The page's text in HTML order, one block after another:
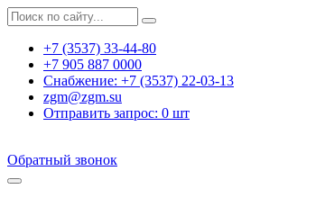
+7 (3537) 33-44-80
+7 905 887 0000
Снабжение: +7 (3537) 22-03-13
zgm@zgm.su
Отправить запрос: 0 шт
Обратный звонок